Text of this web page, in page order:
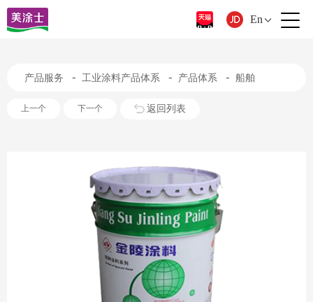
En
产品服务 - 工业涂料产品体系 - 产品体系 - 船舶
上一个 下一个 返回列表